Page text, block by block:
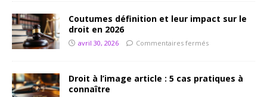
Coutumes définition et leur impact sur le
droit en 2026
avril 30, 2026 Commentaires fermés
Droit à l’image article : 5 cas pratiques à
connaître